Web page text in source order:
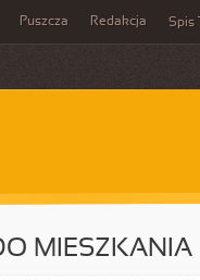
Puszcza Redakcja Spis
MIESZKANIA